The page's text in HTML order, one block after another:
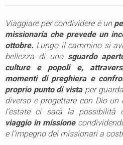
Viaggiare per condividere è un
missionaria che prevede un
ottobre. Lungo il cammino si
bellezza di uno sguardo
culture e popoli e,
momenti di preghiera e
proprio punto di vistaper
diverso e progettare con Dio un
l’estate ci sarà la possibilità
viaggio in missione
e l’impegno dei missionari a